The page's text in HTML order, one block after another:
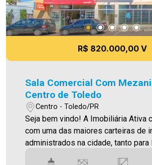
R$ 820.000,00 V
Sala Comercial Com
Centro de Toledo
Centro - Toledo/PR
Seja bem vindo! A Imobiliária Ativa conta hoje
com uma das maiores carteiras de
administrados na cidade, tanto para